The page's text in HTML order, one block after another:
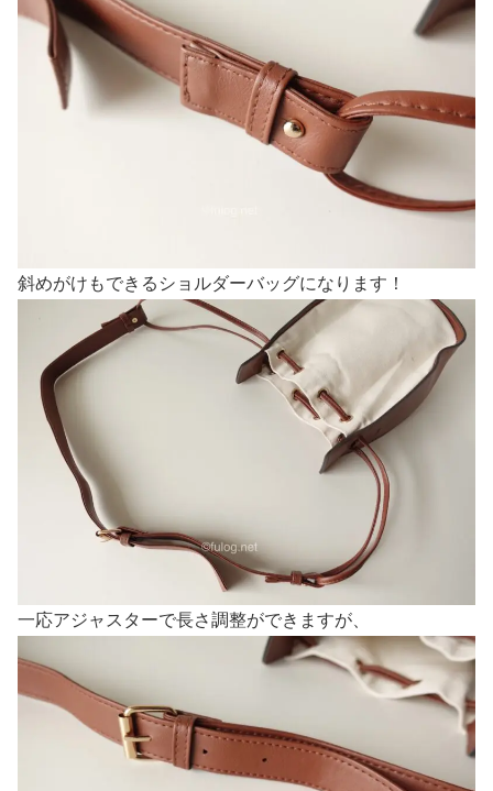
斜めがけもできるショルダーバッグになります！
一応アジャスターで長さ調整ができますが、